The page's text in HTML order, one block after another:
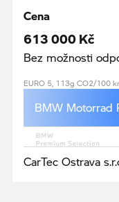
Cena
613 000 Kč
Bez možnosti
EURO 5, 113g CO2/100
BMW Motorrad
CarTec Ostrava